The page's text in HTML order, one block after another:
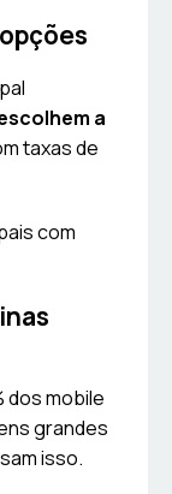
a
taxas de
com
dos mobile
grandes
isso.